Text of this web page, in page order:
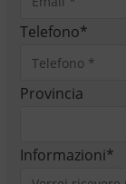
Telefono*
Provincia
Informazioni*